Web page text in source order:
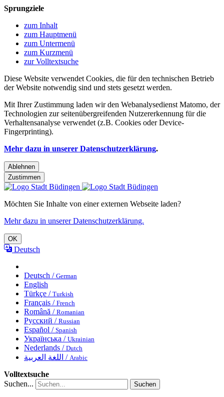
Sprungziele
zum Inhalt
zum Hauptmenü
zum Untermenü
zum Kurzmenü
zur Volltextsuche
Diese Website verwendet Cookies, die für den technischen Betrieb
der Website notwendig sind und stets gesetzt werden.
Mit Ihrer Zustimmung laden wir den Webanalysedienst Matomo, der
Technologien zur seitenübergreifenden Nutzererkennung für die
Verhaltensanalyse verwendet (z.B. Cookies oder Device-
Fingerprinting).
Mehr dazu in unserer Datenschutzerklärung.
Ablehnen
Zustimmen
Möchten Sie Inhalte von einer externen Webseite laden?
Mehr dazu in unserer Datenschutzerklärung.
OK
Deutsch
Deutsch / German
English
Türkçe / Turkish
Français / French
Română / Romanian
Русский / Russian
Español / Spanish
Українська / Ukrainian
Nederlands / Dutch
اللغة العربية / Arabic
Volltextsuche
Suchen...
Suchen